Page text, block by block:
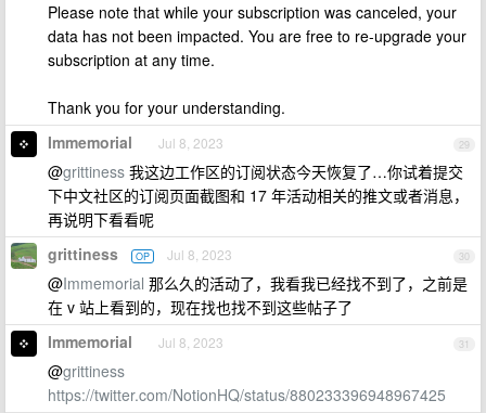
Please note that while your subscription was canceled, your
data has not been impacted. You are free to re-upgrade your
subscription at any time.
Thank you for your understanding.
29
Immemorial Jul 8, 2023
@grittiness 我这边工作区的订阅状态今天恢复了…你试着提交
下中文社区的订阅页面截图和 17 年活动相关的推文或者消息，
再说明下看看呢
30
grittiness OP Jul 8, 2023
@Immemorial 那么久的活动了，我看我已经找不到了，之前是
在 v 站上看到的，现在找也找不到这些帖子了
31
Immemorial Jul 8, 2023
@grittiness
https://twitter.com/NotionHQ/status/880233396948967425